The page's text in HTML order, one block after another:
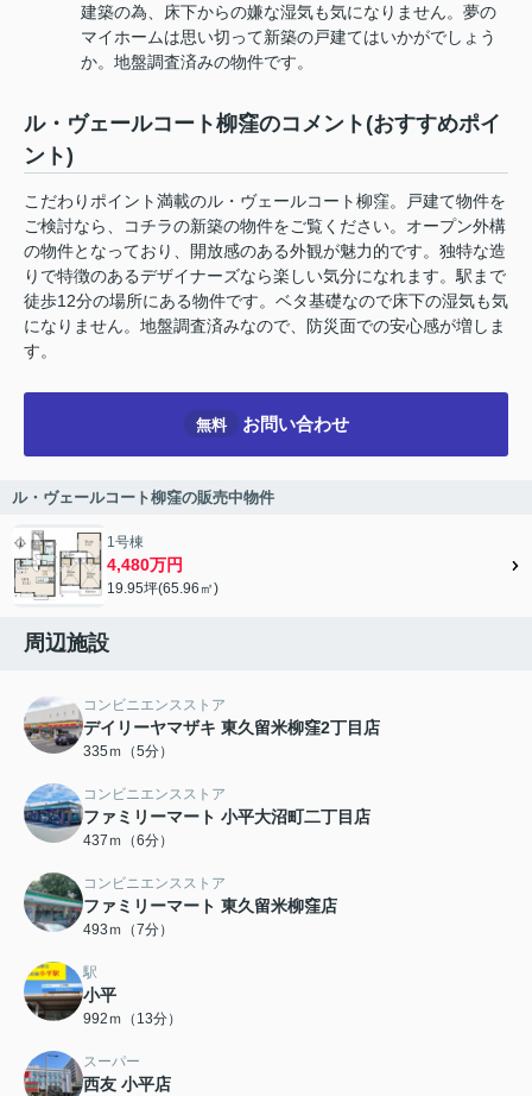
建築の為、床下からの嫌な湿気も気になりません。夢の
マイホームは思い切って新築の戸建てはいかがでしょう
か。地盤調査済みの物件です。
ル・ヴェールコート柳窪のコメント(おすすめポイ
ント)
こだわりポイント満載のル・ヴェールコート柳窪。戸建て物件を
ご検討なら、コチラの新築の物件をご覧ください。オープン外構
の物件となっており、開放感のある外観が魅力的です。独特な造
りで特徴のあるデザイナーズなら楽しい気分になれます。駅まで
徒歩12分の場所にある物件です。ベタ基礎なので床下の湿気も気
になりません。地盤調査済みなので、防災面での安心感が増しま
す。
無料 お問い合わせ
ル・ヴェールコート柳窪の販売中物件
1号棟
4,480万円
19.95坪(65.96㎡)
周辺施設
コンビニエンスストア
デイリーヤマザキ 東久留米柳窪2丁目店
335ｍ（5分）
コンビニエンスストア
ファミリーマート 小平大沼町二丁目店
437ｍ（6分）
コンビニエンスストア
ファミリーマート 東久留米柳窪店
493ｍ（7分）
駅
小平
992ｍ（13分）
スーパー
西友 小平店